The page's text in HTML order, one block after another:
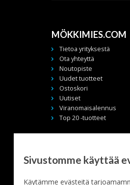
Sivustomme käyttää
Käytämme evästeitä
MÖKKIMIES.COM
Tietoa yrityksestä
Ota yhteyttä
Noutopiste
Uudet tuotteet
Ostoskori
Uutiset
Viranomaisalennus
Top 20 -tuotteet
04320 Tuusula